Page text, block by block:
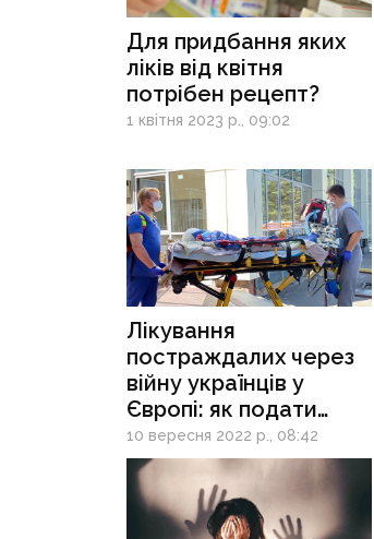
Для придбання яких
ліків від квітня
потрібен рецепт?
1 квітня 2023 р., 09:02
Лікування
постраждалих через
війну українців у
Європі: як подати
заявку до програми
медичної евакуації
10 вересня 2022 р., 08:42